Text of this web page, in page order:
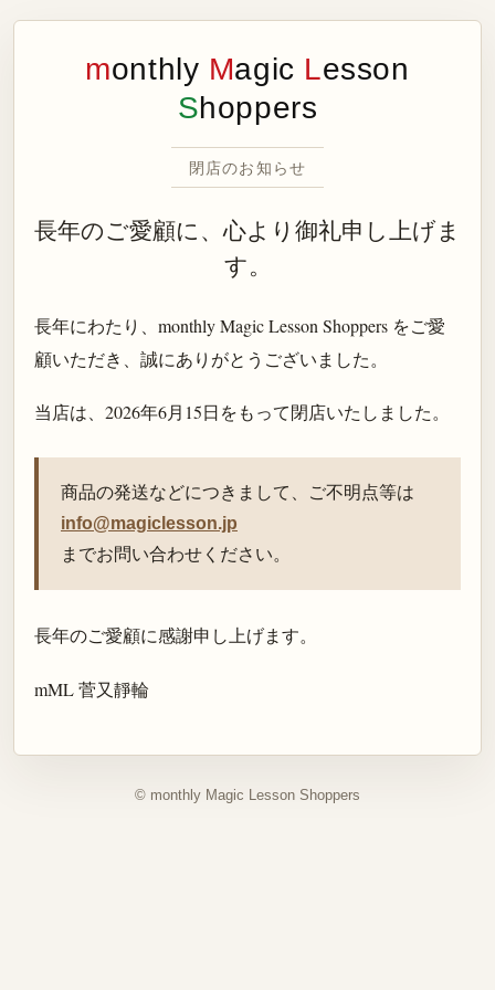
monthly Magic Lesson
Shoppers
閉店のお知らせ
長年のご愛顧に、心より御礼申し上げま
す。
長年にわたり、monthly Magic Lesson Shoppers をご愛
顧いただき、誠にありがとうございました。
当店は、 2026年6月15日をもって閉店いたしました。
商品の発送などにつきまして、ご不明点等は
info@magiclesson.jp
までお問い合わせください。
長年のご愛顧に感謝申し上げます。
mML 菅又靜輪
© monthly Magic Lesson Shoppers